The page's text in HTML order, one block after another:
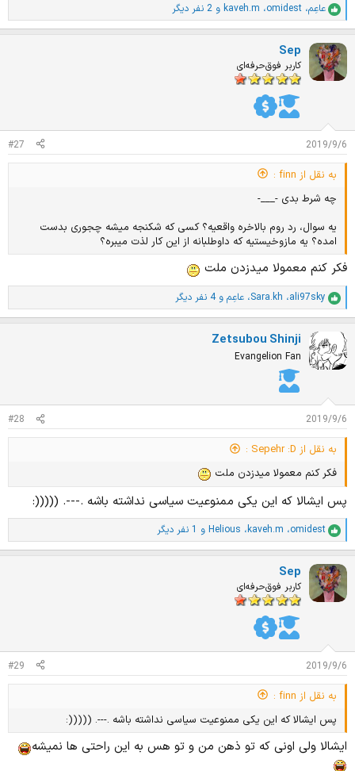
ا
م
ی
ا
ز
عاعِم، omidest، kaveh.m و 2 نفر دیگر
Sep
کاربر فوق‌حرفه‌ای
2019/9/6
#27
به نقل از finn :
چه شرط بدی -___-
یه سوال، رد روم بالاخره واقعیه؟ کسی که شکنجه میشه چجوری بدست
امده؟ یه مازوخیستیه که داوطلبانه از این کار لذت میبره؟
فکر کنم معمولا میدزدن ملت
ا
م
ت
ا
ز
:
ali97sky، Sara.kh، عاعِم و 4 نفر دیگر
Zetsubou Shinji
Evangelion Fan
2019/9/6
#28
به نقل از Sepehr :D :
فکر کنم معمولا میدزدن ملت
پس ایشالا که این یکی ممنوعیت سیاسی نداشته باشه .---. (((((:
ا
م
ی
ا
ز
omidest، kaveh.m، Helious و 1 نفر دیگر
Sep
کاربر فوق‌حرفه‌ای
2019/9/6
#29
به نقل از finn :
پس ایشالا که این یکی ممنوعیت سیاسی نداشته باشه .---. (((((:
ایشالا ولی اونی که تو ذهن من و تو هس به این راحتی ها نمیشه